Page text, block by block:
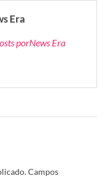
Era
porNews Era
Campos